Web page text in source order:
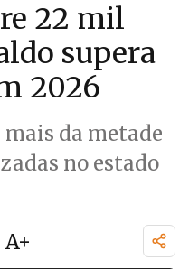
22 mil
supera
2026
da metade
no estado
A+